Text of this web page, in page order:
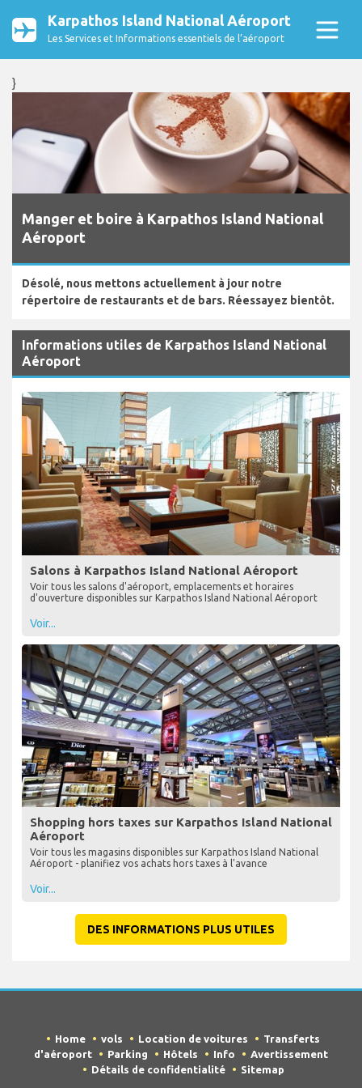
Karpathos Island National Aéroport
Les Services et Informations essentiels de l’aéroport
}
Manger et boire à Karpathos Island National
Aéroport
Désolé, nous mettons actuellement à jour notre
répertoire de restaurants et de bars. Réessayez bientôt.
Informations utiles de Karpathos Island National
Aéroport
Salons à Karpathos Island National Aéroport
Voir tous les salons d'aéroport, emplacements et horaires
d'ouverture disponibles sur Karpathos Island National Aéroport
Voir...
Shopping hors taxes sur Karpathos Island National
Aéroport
Voir tous les magasins disponibles sur Karpathos Island National
Aéroport - planifiez vos achats hors taxes à l'avance
Voir...
DES INFORMATIONS PLUS UTILES
Home vols Location de voitures
Transferts
d'aéroport
Parking Hôtels Info
Avertissement
Détails de confidentialité
Sitemap